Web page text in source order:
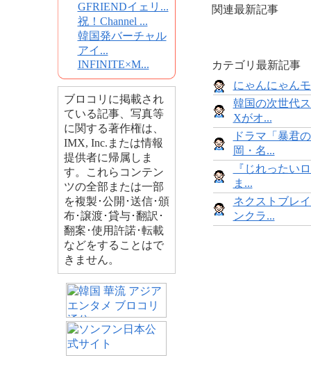
GFRIENDイェリ...
祝！Channel ...
韓国発バーチャル
アイ...
INFINITE×M...
ブロコリに掲載され
ている記事、写真等
に関する著作権は、
IMX, Inc.または情報
提供者に帰属しま
す。これらコンテン
ツの全部または一部
を複製･公開･送信･頒
布･譲渡･貸与･翻訳･
翻案･使用許諾･転載
などをすることはで
きません。
関連最新記事
カテゴリ最新記事
にゃんにゃん
韓国の次世代
Xがオ...
ドラマ「暴君
岡・名...
『じれったい
ま...
ネクストブレ
ンクラ...